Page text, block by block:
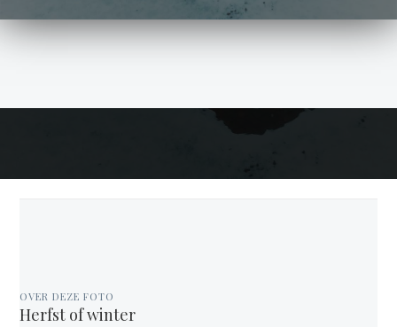
OVER DEZE FOTO
Herfst of winter